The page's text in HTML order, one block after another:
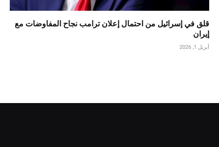
قلق في إسرائيل من احتمال إعلان ترامب نجاح المفاوضات مع
إيران
أبريل 1, 2026